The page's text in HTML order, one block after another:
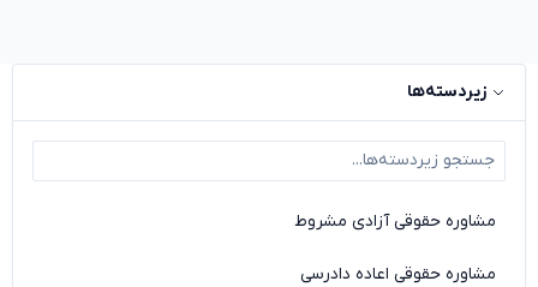
زیردسته‌ها
مشاوره حقوقی آزادی مشروط
مشاوره حقوقی اعاده دادرسی